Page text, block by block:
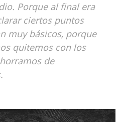
Porque al final era
ciertos puntos
muy básicos, porque
quitemos con los
de